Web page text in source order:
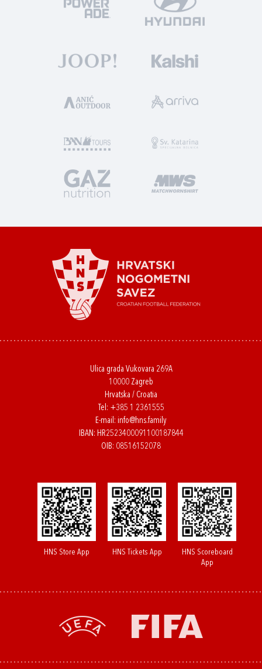
Ulica grada Vukovara 269A
10000 Zagreb
Hrvatska / Croatia
Tel: +385 1 2361555
E-mail: info@hns.family
IBAN: HR2523400091100187844
OIB: 08516152078
HNS Store App HNS Tickets App
HNS Scoreboard
App